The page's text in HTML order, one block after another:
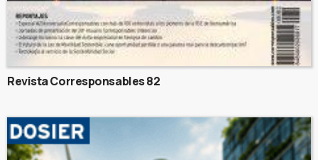
Revista Corresponsables 82